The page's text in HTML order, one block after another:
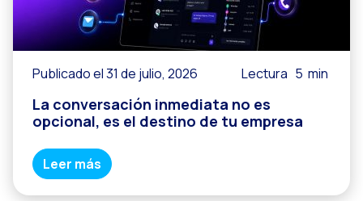
Publicado el 31 de julio, 2026 Lectura 5 min
La conversación inmediata no es
opcional, es el destino de tu empresa
Leer más